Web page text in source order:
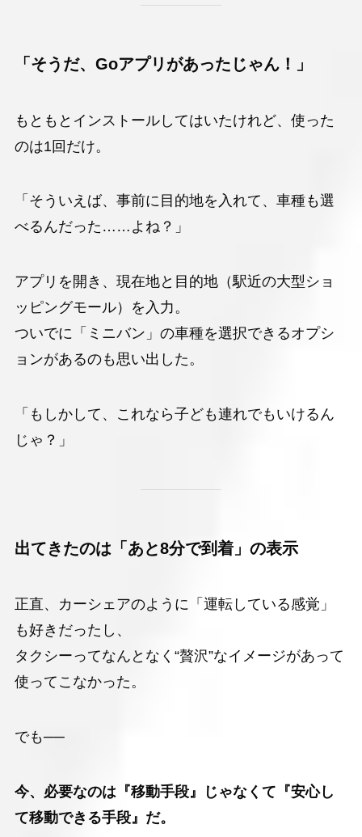
「そうだ、Goアプリがあったじゃん！」
もともとインストールしてはいたけれど、使った
のは1回だけ。
「そういえば、事前に目的地を入れて、車種も選
べるんだった……よね？」
アプリを開き、現在地と目的地（駅近の大型ショ
ッピングモール）を入力。
ついでに「ミニバン」の車種を選択できるオプシ
ョンがあるのも思い出した。
「もしかして、これなら子ども連れでもいけるん
じゃ？」
出てきたのは「あと8分で到着」の表示
正直、カーシェアのように「運転している感覚」
も好きだったし、
タクシーってなんとなく“贅沢”なイメージがあって
使ってこなかった。
でも──
今、必要なのは『移動手段』じゃなくて『安心し
て移動できる手段』だ。